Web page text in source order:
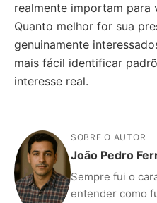
realmente importam para
Quanto melhor for sua
genuinamente
mais fácil identificar
interesse real.
SOBRE O AUTOR
João Pedro
Sempre fui o
entender como